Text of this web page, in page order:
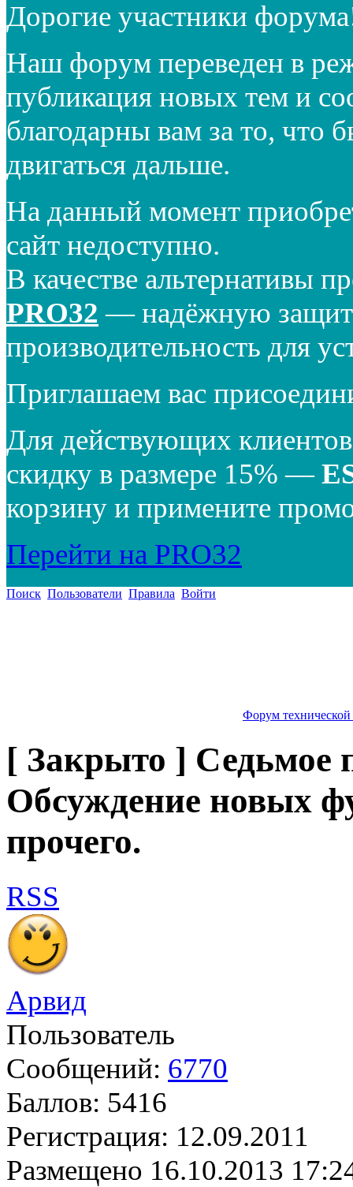
Дорогие участники
Наш форум переведен в
публикация новых тем и
благодарны вам за то, что
двигаться дальше.
На данный момент
сайт недоступно.
В качестве альтернативы
PRO32 — надёжную
производительность для
Приглашаем вас
Для действующих
скидку в размере 15% —
корзину и примените
Перейти на PRO32
Поиск Пользователи Правила Войти
Форум
[ Закрыто ] Седьмое
Обсуждение новых
прочего.
RSS
Арвид
Пользователь
Сообщений: 6770
Баллов: 5416
Регистрация: 12.09.2011
Размещено 16.10.2013